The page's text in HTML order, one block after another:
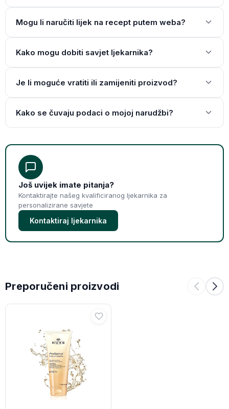
Mogu li naručiti lijek na recept putem weba?
Kako mogu dobiti savjet ljekarnika?
Je li moguće vratiti ili zamijeniti proizvod?
Kako se čuvaju podaci o mojoj narudžbi?
Još uvijek imate pitanja?
Kontaktirajte našeg kvalificiranog ljekarnika za
personalizirane savjete
Kontaktiraj ljekarnika
Preporučeni proizvodi